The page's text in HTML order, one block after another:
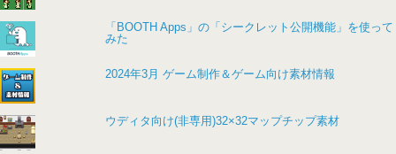
「BOOTH Apps」の「シークレット公開機能」を使って
みた
2024年3月 ゲーム制作＆ゲーム向け素材情報
ウディタ向け(非専用)32×32マップチップ素材